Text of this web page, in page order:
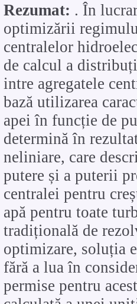
Rezumat: . În
optimizării
centralelor
de calcul a
intre agregatele
bază utilizarea
apei în funcție de
determină în
neliniare, care
putere și a puterii
centralei pentru
apă pentru toate
tradițională de
optimizare, soluția
fără a lua în
permise pentru